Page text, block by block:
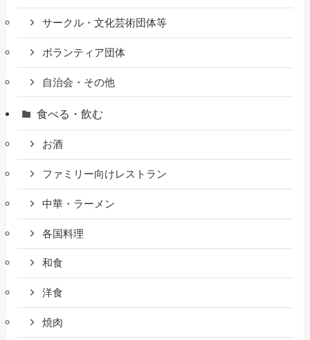
サークル・文化芸術団体等
ボランティア団体
自治会・その他
食べる・飲む
お酒
ファミリー向けレストラン
中華・ラーメン
各国料理
和食
洋食
焼肉